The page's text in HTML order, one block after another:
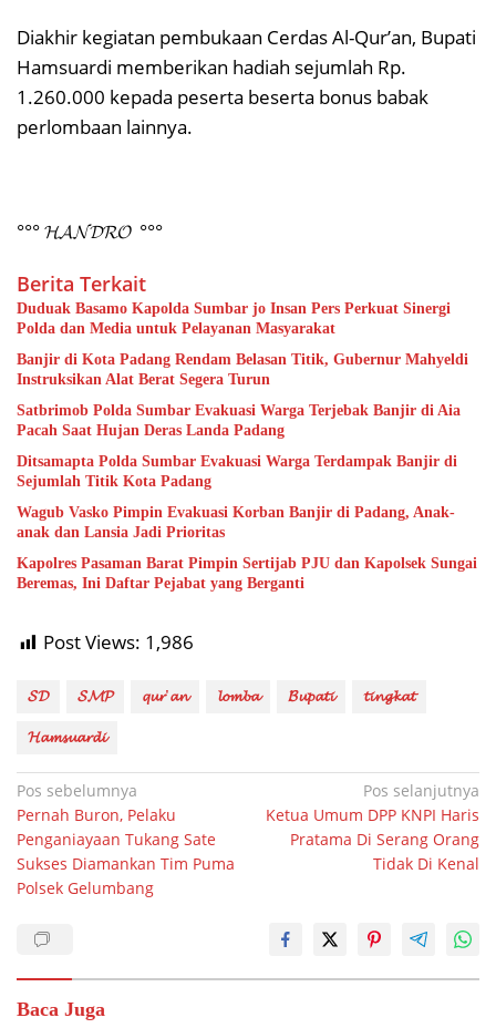
Diakhir kegiatan pembukaan Cerdas Al-Qur’an, Bupati
Hamsuardi memberikan hadiah sejumlah Rp.
1.260.000 kepada peserta beserta bonus babak
perlombaan lainnya.
°°° 𝓗𝓐𝓝𝓓𝓡𝓞 °°°
Berita Terkait
Duduak Basamo Kapolda Sumbar jo Insan Pers Perkuat Sinergi
Polda dan Media untuk Pelayanan Masyarakat
Banjir di Kota Padang Rendam Belasan Titik, Gubernur Mahyeldi
Instruksikan Alat Berat Segera Turun
Satbrimob Polda Sumbar Evakuasi Warga Terjebak Banjir di Aia
Pacah Saat Hujan Deras Landa Padang
Ditsamapta Polda Sumbar Evakuasi Warga Terdampak Banjir di
Sejumlah Titik Kota Padang
Wagub Vasko Pimpin Evakuasi Korban Banjir di Padang, Anak-
anak dan Lansia Jadi Prioritas
Kapolres Pasaman Barat Pimpin Sertijab PJU dan Kapolsek Sungai
Beremas, Ini Daftar Pejabat yang Berganti
Post Views: 1,986
𝓢𝓓 𝓢𝓜𝓟 𝓺𝓾𝓻'𝓪𝓷 𝓵𝓸𝓶𝓫𝓪 𝓑𝓾𝓹𝓪𝓽𝓲 𝓽𝓲𝓷𝓰𝓴𝓪𝓽
𝓗𝓪𝓶𝓼𝓾𝓪𝓻𝓭𝓲
Navigasi
pos
Pos sebelumnya
Pernah Buron, Pelaku
Penganiayaan Tukang Sate
Sukses Diamankan Tim Puma
Polsek Gelumbang
Pos selanjutnya
Ketua Umum DPP KNPI Haris
Pratama Di Serang Orang
Tidak Di Kenal
Baca Juga